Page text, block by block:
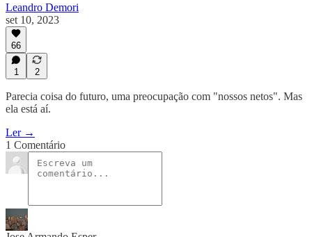
Leandro Demori
set 10, 2023
66
1 2
Parecia coisa do futuro, uma preocupação com "nossos netos". Mas
ela está aí.
Ler →
1 Comentário